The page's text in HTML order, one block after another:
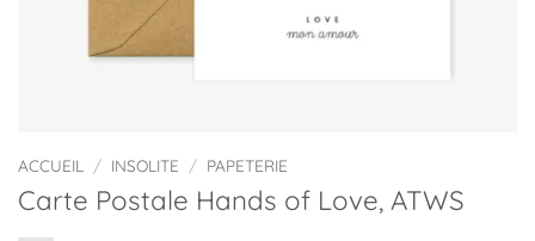
ACCUEIL / INSOLITE / PAPETERIE
Carte Postale Hands of Love, ATWS